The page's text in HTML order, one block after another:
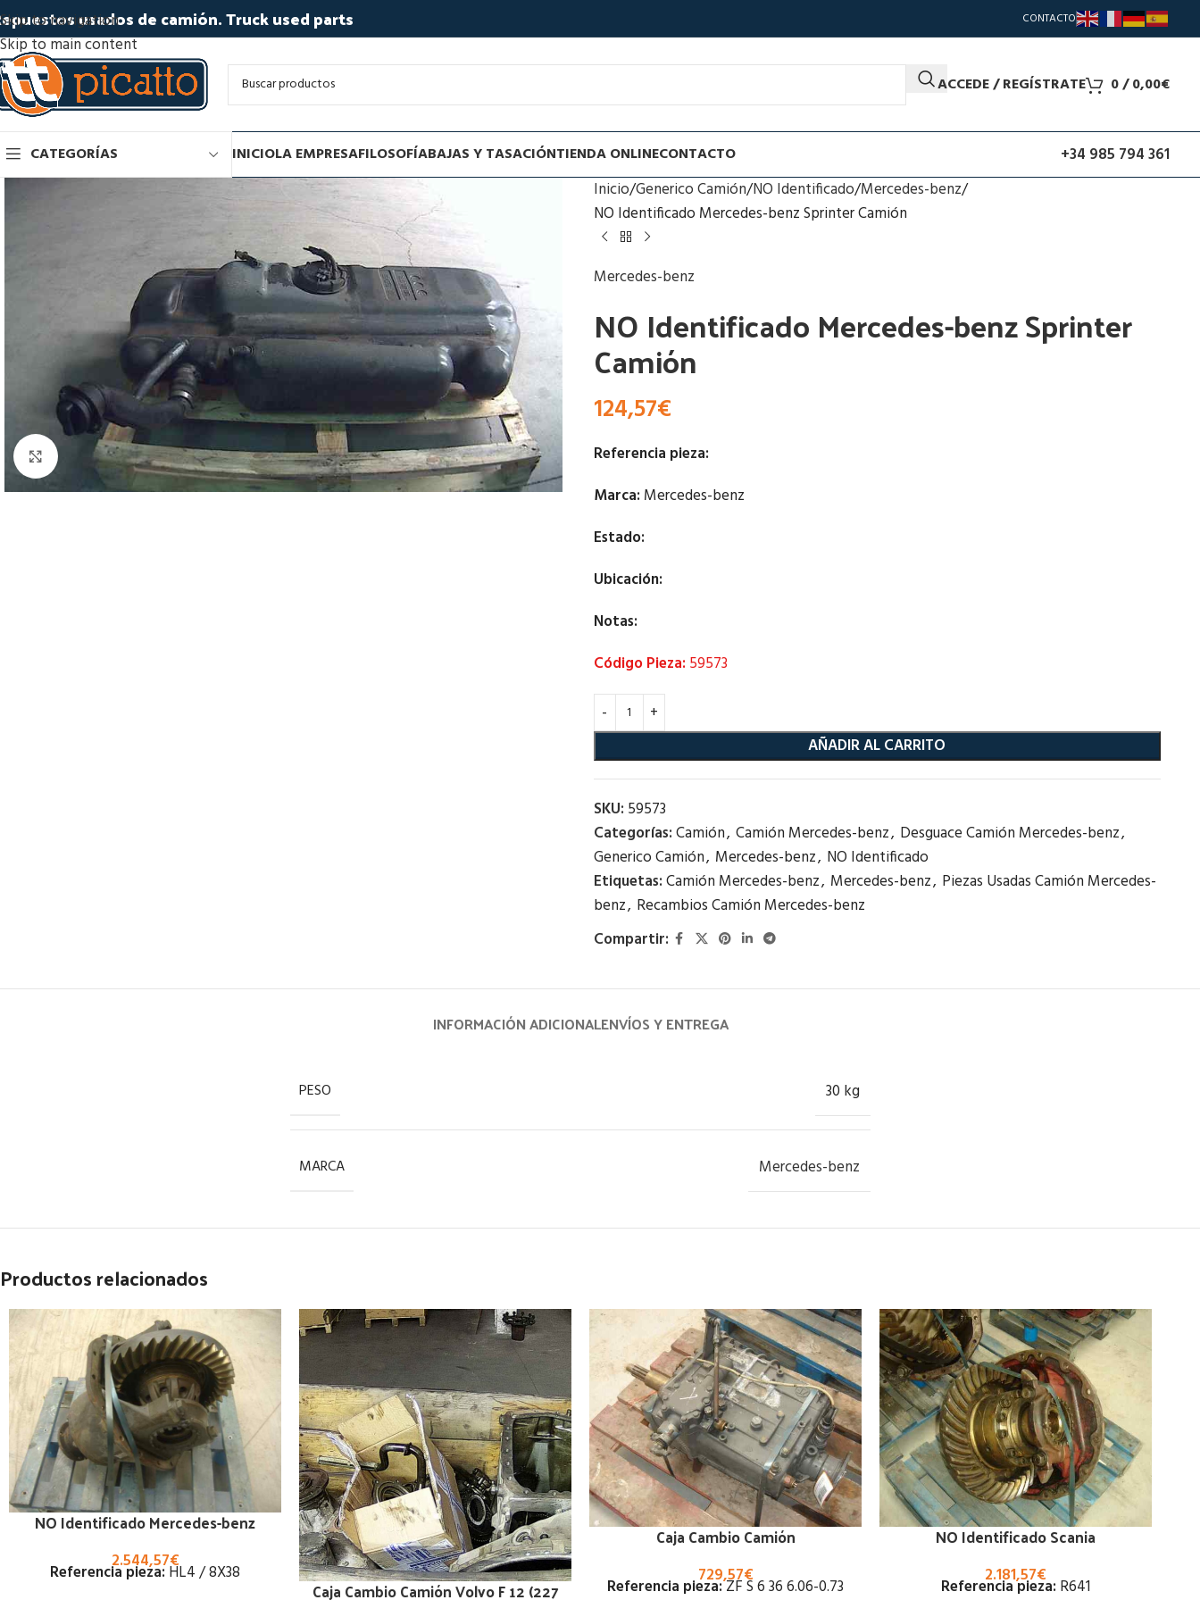
Skip to navigation
Skip to main content
usados de camión. Truck used parts CONTACTO
ACCEDE / REGÍSTRATE 0/0,00€
CATEGORÍAS INICIOLA EMPRESAFILOSOFÍABAJAS Y TASACIÓNTIENDA ONLINECONTACTO +34 985 794 361
Click to enlarge
Inicio Generico Camión NO Identificado Mercedes-benz
NO Identificado Mercedes-benz Sprinter Camión
Mercedes-benz
NO Identificado Mercedes-benz Sprinter
Camión
124,57€
Referencia pieza:
Marca: Mercedes-benz
Estado:
Ubicación:
Notas:
Código Pieza: 59573
AÑADIR AL CARRITO
SKU: 59573
Categorías:Camión, Camión Mercedes-benz, Desguace Camión Mercedes-benz,
Generico Camión, Mercedes-benz, NO Identificado
Etiquetas:Camión Mercedes-benz, Mercedes-benz, Piezas Usadas Camión Mercedes-
benz, Recambios Camión Mercedes-benz
Compartir:
INFORMACIÓN ADICIONALENVÍOS Y ENTREGA
PESO 30 kg
MARCA Mercedes-benz
Productos relacionados
NO Identificado Mercedes-benz
2.544,57€
Referencia pieza:HL4 / 8X38
Caja Cambio Camión Volvo F 12 (227
Caja Cambio Camión
729,57€
Referencia pieza:ZF S 6 36 6.06-0.73
NO Identificado Scania
2.181,57€
Referencia pieza: R641